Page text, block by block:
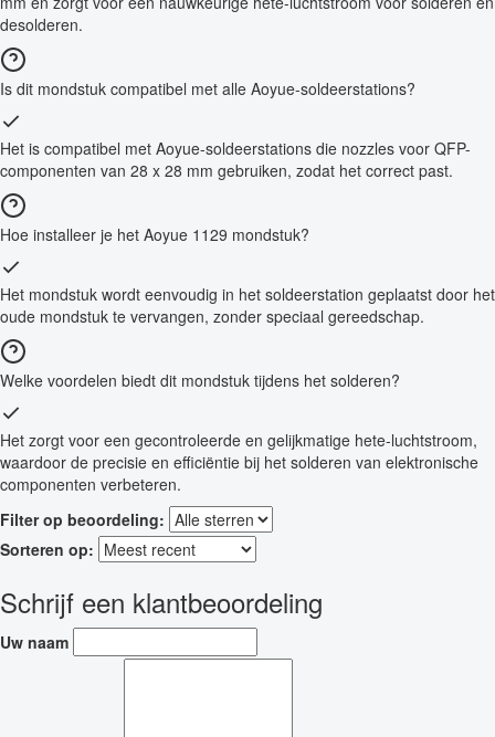
desolderen.
Is dit mondstuk compatibel met alle Aoyue-soldeerstations?
Het is compatibel met Aoyue-soldeerstations die nozzles voor QFP-
componenten van 28 x 28 mm gebruiken, zodat het correct past.
Hoe installeer je het Aoyue 1129 mondstuk?
Het mondstuk wordt eenvoudig in het soldeerstation geplaatst door het
oude mondstuk te vervangen, zonder speciaal gereedschap.
Welke voordelen biedt dit mondstuk tijdens het solderen?
Het zorgt voor een gecontroleerde en gelijkmatige hete-luchtstroom,
waardoor de precisie en efficiëntie bij het solderen van elektronische
componenten verbeteren.
Filter op beoordeling:
Sorteren op:
Schrijf een klantbeoordeling
Uw naam